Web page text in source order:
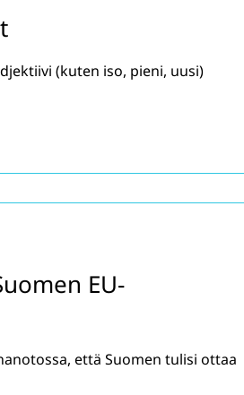
(kuten iso, pieni, uusi)
EU-
että Suomen tulisi ottaa